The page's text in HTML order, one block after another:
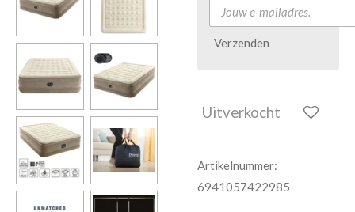
Verzenden
Uitverkocht
Artikelnummer:
6941057422985